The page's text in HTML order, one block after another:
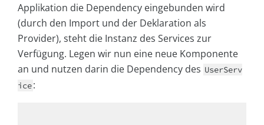
Applikation die Dependency eingebunden wird
(durch den Import und der Deklaration als
Provider), steht die Instanz des Services zur
Verfügung. Legen wir nun eine neue Komponente
an und nutzen darin die Dependency des UserServ
ice: